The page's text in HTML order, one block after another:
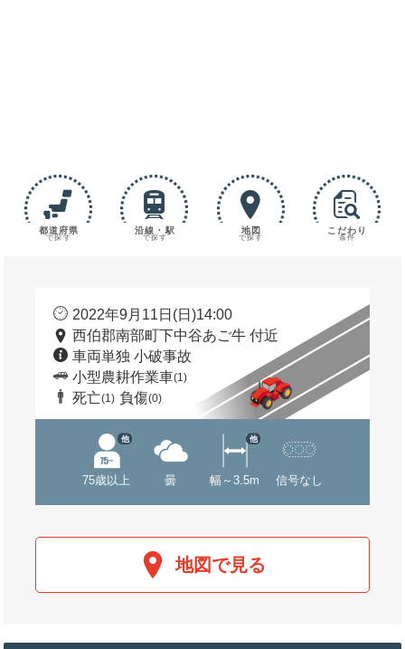
都道府県
で探す
沿線・駅
で探す
地図
で探す
こだわり
条件
2022年9月11日(日)14:00
西伯郡南部町下中谷あご牛 付近
車両単独 小破事故
小型農耕作業車(1)
死亡(1) 負傷(0)
75歳以上
他
曇 幅～3.5m
他
信号なし
地図で見る